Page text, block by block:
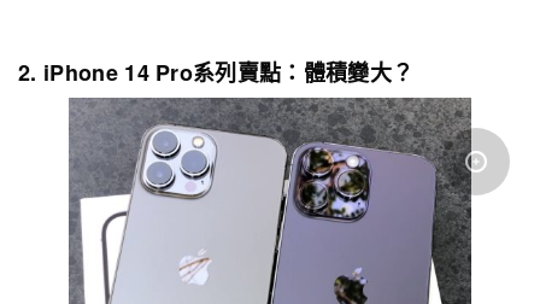
2. iPhone 14 Pro系列賣點：體積變大？